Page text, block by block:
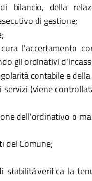
bilancio, della
di gestione;
l'accertamento
gli ordinativi
contabile e
(viene
dell'ordinativo o
del Comune;
la